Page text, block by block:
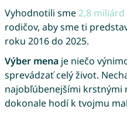
Vyhodnotili sme2,8
rodičov, aby sme ti
roku 2016 do 2025.
Výber menaje niečo
sprevádzať celý život.
najobľúbenejšími krstnými
dokonale hodí k tvojmu